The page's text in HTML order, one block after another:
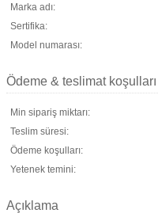
Marka adı:
Sertifika:
Model numarası:
Ödeme & teslimat koşulları
Min sipariş miktarı:
Teslim süresi:
Ödeme koşulları:
Yetenek temini:
Açıklama